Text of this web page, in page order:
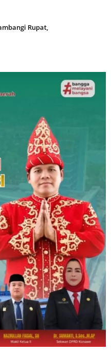
Rupat,